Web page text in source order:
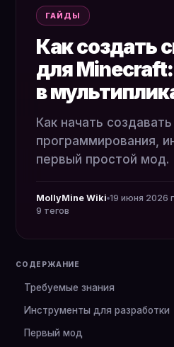
ГАЙДЫ
Как создать
для
в
Как начать
программирования,
первый простой мод.
MollyMine Wiki 19 июня 2026
9 тегов
СОДЕРЖАНИЕ
Требуемые знания
Инструменты для разработки
Первый мод